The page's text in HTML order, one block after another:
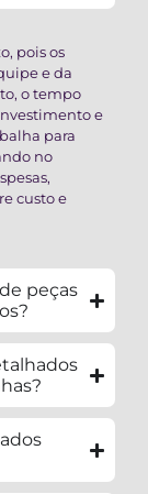
pois os
e da
o tempo
e
para
no
custo e
peças